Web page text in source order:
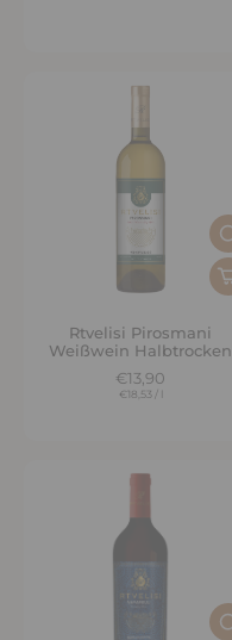
Rtvelisi Pirosmani
Weißwein Halbtrocken
€13,90
€18,53 / l